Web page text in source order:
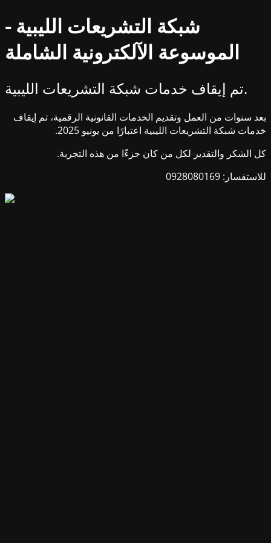
شبكة التشريعات الليبية -
الموسوعة الآلكترونية الشاملة
تم إيقاف خدمات شبكة التشريعات الليبية.
بعد سنوات من العمل وتقديم الخدمات القانونية الرقمية، تم إيقاف
خدمات شبكة التشريعات الليبية اعتبارًا من يونيو 2025.
كل الشكر والتقدير لكل من كان جزءًا من هذه التجربة.
للاستفسار: 0928080169